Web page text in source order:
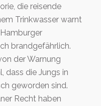
die reisende
Trinkwasser warnt
brandgefährlich.
der Warnung
dass die Jungs in
geworden sind.
Recht haben